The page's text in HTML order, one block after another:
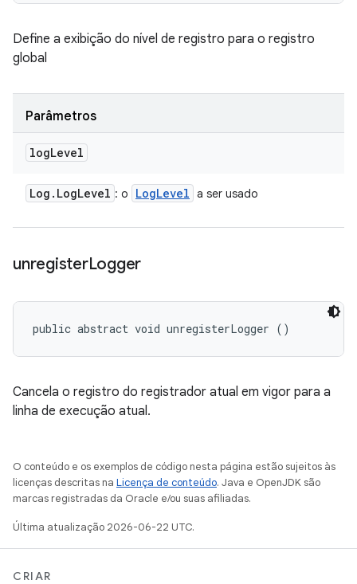
Define a exibição do nível de registro para o registro
global
Parâmetros
logLevel
Log . LogLevel : o LogLevel a ser usado
unregisterLogger
public abstract void unregisterLogger ()
Cancela o registro do registrador atual em vigor para a
linha de execução atual.
O conteúdo e os exemplos de código nesta página estão sujeitos às
licenças descritas na Licença de conteúdo. Java e OpenJDK são
marcas registradas da Oracle e/ou suas afiliadas.
Última atualização 2026-06-22 UTC.
CRIAR